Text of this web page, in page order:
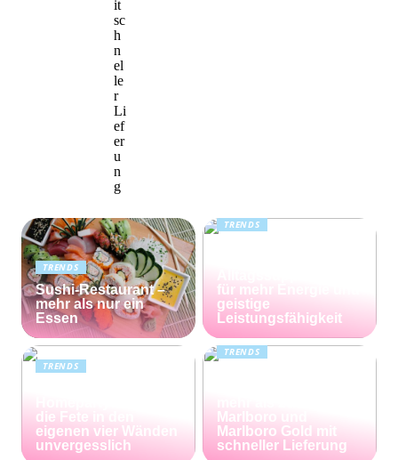
it
sc
h
n
el
le
r
Li
ef
er
u
n
g
TRENDS
Sushi-Restaurant –
mehr als nur ein
Essen
TRENDS
für mehr Energie und
geistige
Leistungsfähigkeit
TRENDS
die Fete in den
eigenen vier Wänden
unvergesslich
TRENDS
Marlboro und
Marlboro Gold mit
schneller Lieferung